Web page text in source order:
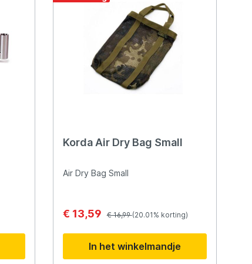
vismerk dat is onstaan uit de hobby
karpervissen en zich daardoor
hoofdzakelijk richt op de
karpervisser. Pro Line begon met
het produceren van liquids en
boilies. Inmiddels is Pro Line veel
meer dan een boiliefabrikant. Het
assortiment bestaat bijvoorbeeld
uit klein materiaal voor je onderlijnen
Korda Air Dry Bag Small
Air Dry Bag Small
€ 13,59 € 16,99(20.01% korting)
In het winkelmandje